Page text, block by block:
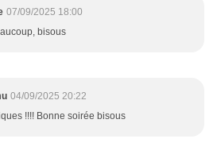
07/09/2025 18:00
bisous
04/09/2025 20:22
!!!! Bonne soirée bisous